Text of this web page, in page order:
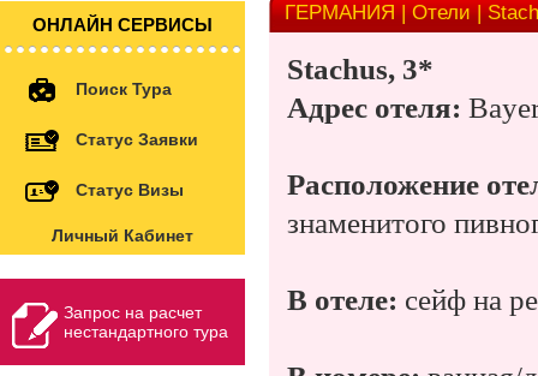
ОНЛАЙН СЕРВИСЫ
Поиск Тура
Статус Заявки
Статус Визы
Личный Кабинет
Запрос на расчет
нестандартного тура
ГЕРМАНИЯ | Отели |
Stachus, 3*
Адрес отеля:
Расположение
знаменитого
В отеле: сейф на